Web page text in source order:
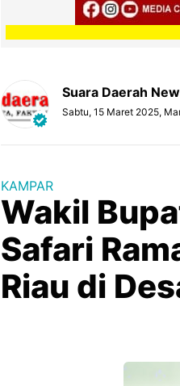
Suara Daerah
Sabtu, 15 Maret 2025,
KAMPAR
Wakil
Safari
Riau di